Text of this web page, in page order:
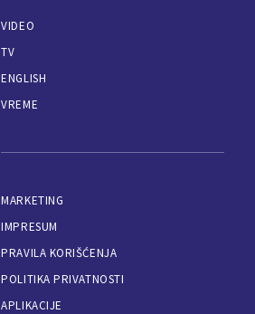
VIDEO
TV
ENGLISH
VREME
MARKETING
IMPRESUM
PRAVILA KORIŠĆENJA
POLITIKA PRIVATNOSTI
APLIKACIJE